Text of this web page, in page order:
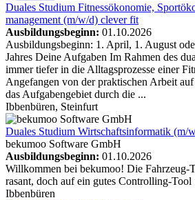
Duales Studium Fitness­ökonomie,
management (m/w/d) clever fit
Ausbildungsbeginn: 01.10.2026
Ausbildungsbeginn: 1. April, 1. August
Jahres Deine Aufgaben Im Rahmen des
immer tiefer in die Alltagsprozesse einer
Angefangen von der praktischen Arbeit
das Aufgabengebiet durch die ...
Ibbenbüren, Steinfurt
Duales Studium Wirtschaftsinformatik (m/
bekumoo Software GmbH
Ausbildungsbeginn: 01.10.2026
Willkommen bei bekumoo! Die Fahrzeug-
rasant, doch auf ein gutes Controlling-Tool
Ibbenbüren